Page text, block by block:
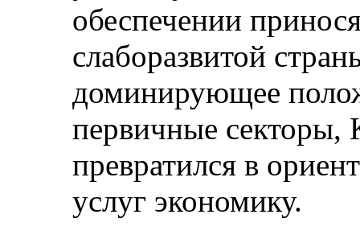
обеспечении
слаборазвитой
доминирующее
первичные секторы,
превратился в
услуг экономику.